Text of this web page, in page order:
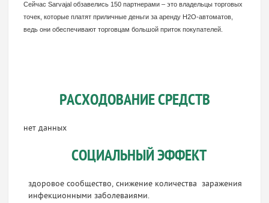
Сейчас Sarvajal обзавелись 150 партнерами – это владельцы торговых
точек, которые платят приличные деньги за аренду H2О-автоматов,
ведь они обеспечивают торговцам большой приток покупателей.
РАСХОДОВАНИЕ СРЕДСТВ
нет данных
СОЦИАЛЬНЫЙ ЭФФЕКТ
здоровое сообщество, снижение количества заражения
инфекционными заболеваиями.